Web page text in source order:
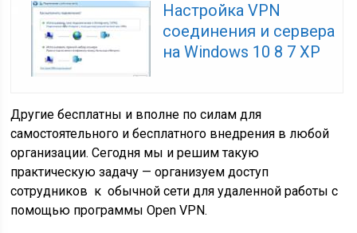
Настройка VPN
соединения и сервера
на Windows 10 8 7 XP
Другие бесплатны и вполне по силам для
самостоятельного и бесплатного внедрения в любой
организации. Сегодня мы и решим такую
практическую задачу — организуем доступ
сотрудников к обычной сети для удаленной работы с
помощью программы Open VPN.